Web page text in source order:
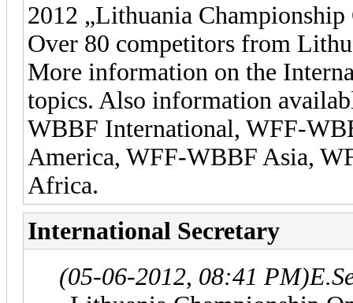
2012 „Lithuania
Over 80 competitors from
More information on the
topics. Also information
WBBF International, WFF-
America, WFF-WBBF Asia,
Africa.
International Secretary
(05-06-2012, 08:41 PM)